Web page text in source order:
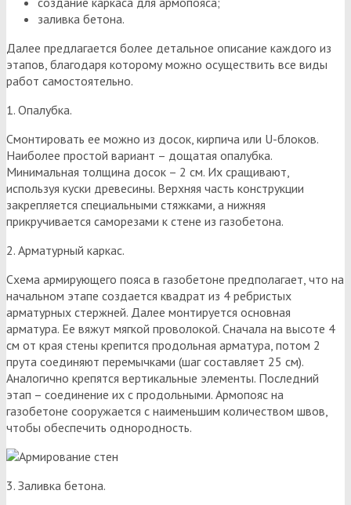
заливка бетона.
Далее предлагается более детальное описание каждого из
этапов, благодаря которому можно осуществить все виды
работ самостоятельно.
1. Опалубка.
Смонтировать ее можно из досок, кирпича или U-блоков.
Наиболее простой вариант – дощатая опалубка.
Минимальная толщина досок – 2 см. Их сращивают,
используя куски древесины. Верхняя часть конструкции
закрепляется специальными стяжками, а нижняя
прикручивается саморезами к стене из газобетона.
2. Арматурный каркас.
Схема армирующего пояса в газобетоне предполагает, что на
начальном этапе создается квадрат из 4 ребристых
арматурных стержней. Далее монтируется основная
арматура. Ее вяжут мягкой проволокой. Сначала на высоте 4
см от края стены крепится продольная арматура, потом 2
прута соединяют перемычками (шаг составляет 25 см).
Аналогично крепятся вертикальные элементы. Последний
этап – соединение их с продольными. Армопояс на
газобетоне сооружается с наименьшим количеством швов,
чтобы обеспечить однородность.
3. Заливка бетона.